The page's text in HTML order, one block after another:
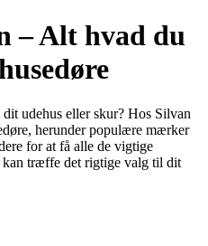
– Alt hvad du
udehus eller skur? Hos Silvan
herunder populære mærker
for at få alle de vigtige
kan træffe det rigtige valg til dit